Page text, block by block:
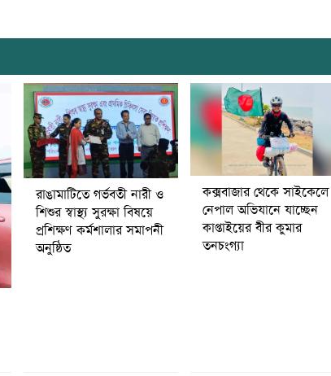
রাঙামাটিতে গর্ভবতী নারী ও
শিশুর স্বাস্থ্য সুরক্ষা বিষয়ে
প্রশিক্ষণ কর্মশালার সমাপনী
অনুষ্ঠিত
কক্সবাজার থেকে সাইকেলে
নেপাল অভিযানে যাচ্ছেন
কাপ্তাইয়ের বীর কুমার
তনচংগ্যা